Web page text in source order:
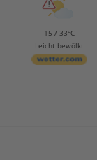
15 / 33°C
Leicht bewölkt